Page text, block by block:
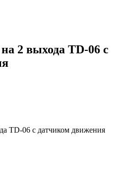
2 выхода TD-06 с
TD-06 с датчиком движения